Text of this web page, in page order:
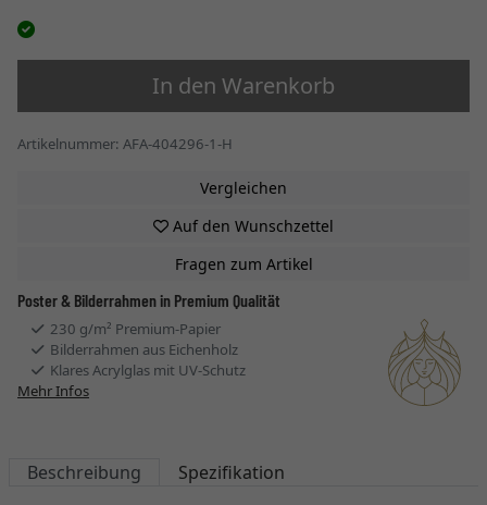
In den Warenkorb
Artikelnummer: AFA-404296-1-H
Vergleichen
Auf den Wunschzettel
Fragen zum Artikel
Poster & Bilderrahmen in Premium Qualität
230 g/m² Premium-Papier
Bilderrahmen aus Eichenholz
Klares Acrylglas mit UV-Schutz
Mehr Infos
Beschreibung Spezifikation